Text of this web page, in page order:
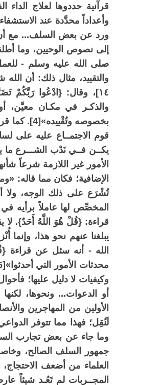
قرآنية حددوها لعلاج
وأعداداً محدَّدة عند
ورد عن بعض السلف... مع أن
إلى نصوص الوحيين، وما
صلى الله عليه وسلم -
والتقييد، مثال ذلك: أن
والذكـر في مكـان معيَّن، أو
بخصوصه
قوم الاجتمــاع عليه
يكــن فــي نَدْب الشـــرع ما
الإضافية؛ فكان مما قاله:
تُشْرَع على ذلك الوجه،
المخصِّص لها عاملاً برأيه
قراءة: {قُلْ هُوَ اللَّهُ أَحَدٌ}. لا
يبلغنا عنهم نحو هذا،
الله - أنه سئل عن قراءة
وكيفيات لا دليل عليها؛
الأولين من المهاجرين
لَنُقِل؛ فهذا مما تتوفر
وما جاء عن بعض تجارب
جمهور السلف الصالح،
العلماء من أضعف
المجــربات لم تَعُـد شيئاً